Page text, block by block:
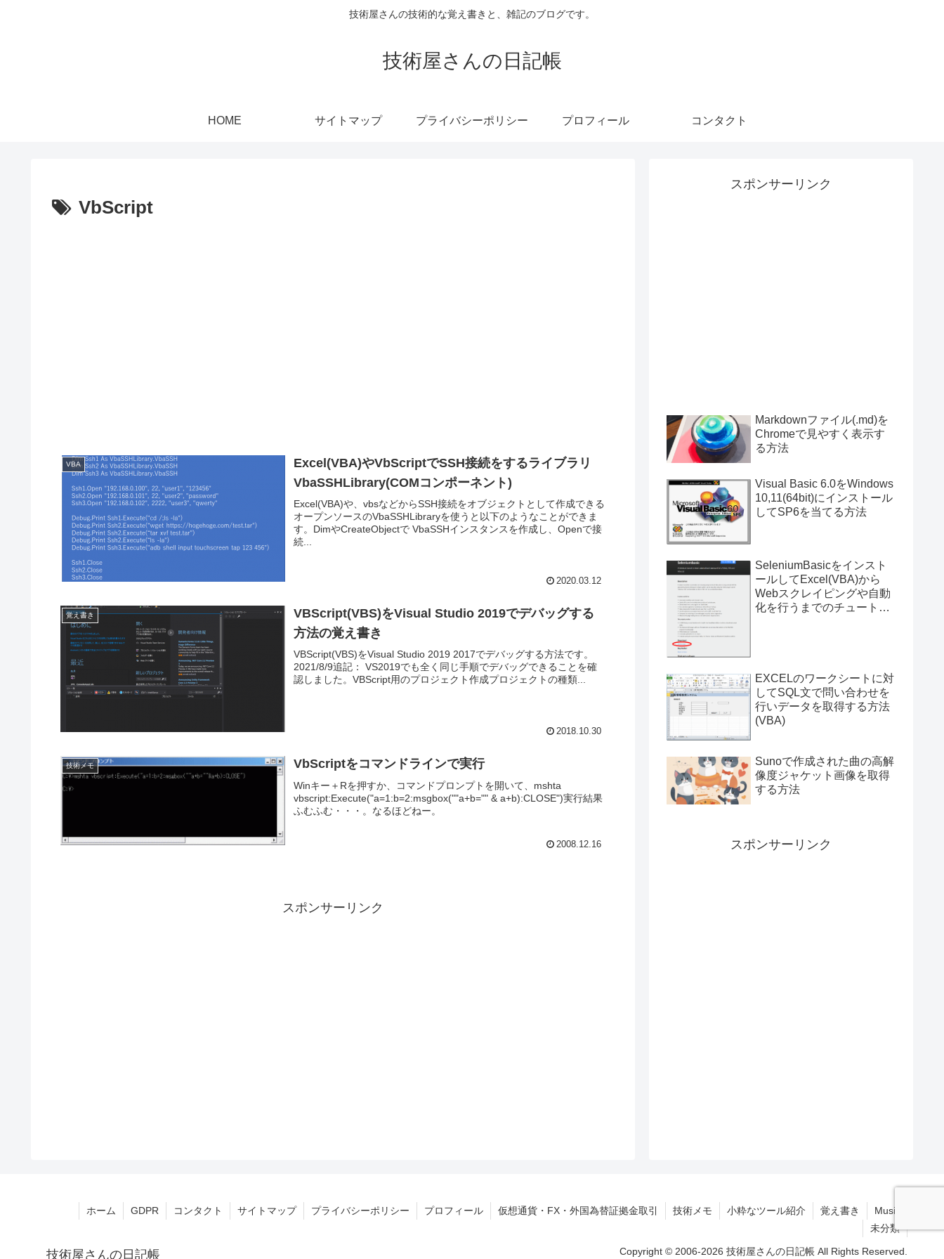
技術屋さんの技術的な覚え書きと、雑記のブログです。
技術屋さんの日記帳
HOME サイトマップ プライバシーポリシー プロフィール コンタクト
VbScript
VBA
Excel(VBA)やVbScriptでSSH接続をするライブラリ
VbaSSHLibrary(COMコンポーネント)
Excel(VBA)や、vbsなどからSSH接続をオブジェクトとして作成できる
オープンソースのVbaSSHLibraryを使うと以下のようなことができま
す。DimやCreateObjectで VbaSSHインスタンスを作成し、Openで接
続...
2020.03.12
覚え書き
VBScript(VBS)をVisual Studio 2019でデバッグする
方法の覚え書き
VBScript(VBS)をVisual Studio 2019 2017でデバッグする方法です。
2021/8/9追記： VS2019でも全く同じ手順でデバッグできることを確
認しました。VBScript用のプロジェクト作成プロジェクトの種類...
2018.10.30
技術メモ VbScriptをコマンドラインで実行
Winキー＋Rを押すか、コマンドプロンプトを開いて、mshta
vbscript:Execute("a=1:b=2:msgbox(""a+b="" & a+b):CLOSE")実行結果
ふむふむ・・・。なるほどねー。
2008.12.16
スポンサーリンク
スポンサーリンク
Markdownファイル(.md)を
Chromeで見やすく表示す
る方法
Visual Basic 6.0をWindows
10,11(64bit)にインストール
してSP6を当てる方法
SeleniumBasicをインスト
ールしてExcel(VBA)から
Webスクレイピングや自動
化を行うまでのチュートリ
EXCELのワークシートに対
してSQL文で問い合わせを
行いデータを取得する方法
(VBA)
Sunoで作成された曲の高解
像度ジャケット画像を取得
する方法
スポンサーリンク
技術屋さんの日記帳
ホーム GDPR コンタクト サイトマップ プライバシーポリシー プロフィール 仮想通貨・FX・外国為替証拠金取引 技術メモ 小粋なツール紹介 覚え書き
Music
未分類
Copyright © 2006-2026 技術屋さんの日記帳 All Rights Reserved.